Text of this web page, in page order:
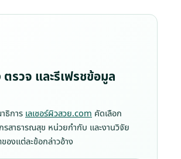
รวจ และรีเฟรชข้อมูล
ธิการ เลเซอร์ผิวสวย.com คัดเลือก
สาธารณสุข หน่วยกำกับ และงานวิจัย
องแต่ละข้อกล่าวอ้าง